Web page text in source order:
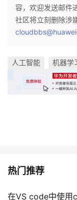
容，欢迎发送邮件
社区将立刻删除涉
人工智能 机器学
热门推荐
在VS code中使